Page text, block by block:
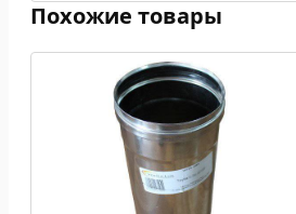
Похожие товары